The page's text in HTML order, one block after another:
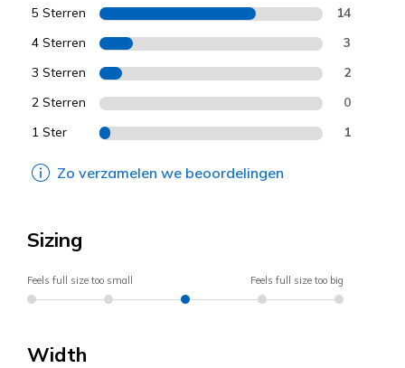
5 Sterren 14
4 Sterren 3
3 Sterren 2
2 Sterren 0
1 Ster 1
Zo verzamelen we beoordelingen
Sizing
Feels full size too small Feels full size too big
Width